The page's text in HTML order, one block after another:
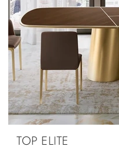
TOP ELITE